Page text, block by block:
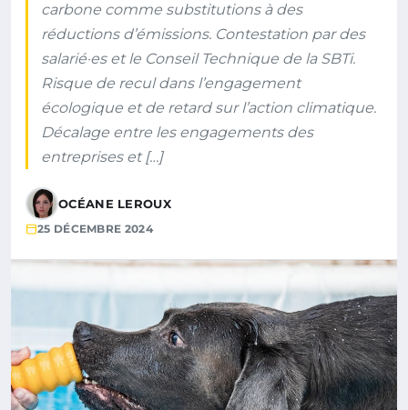
carbone comme substitutions à des
réductions d’émissions. Contestation par des
salarié·es et le Conseil Technique de la SBTi.
Risque de recul dans l’engagement
écologique et de retard sur l’action climatique.
Décalage entre les engagements des
entreprises et […]
OCÉANE LEROUX
25 DÉCEMBRE 2024